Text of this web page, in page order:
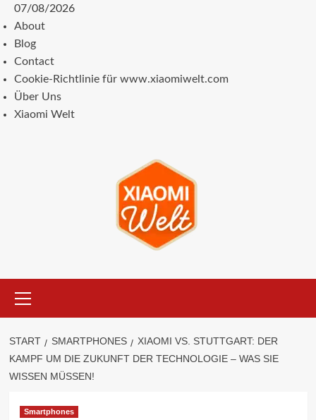
Zum
Inhalt
springen
07/08/2026
About
Blog
Contact
Cookie-Richtlinie für www.xiaomiwelt.com
Über Uns
Xiaomi Welt
Menü
START SMARTPHONES
XIAOMI VS. STUTTGART: DER
KAMPF UM DIE ZUKUNFT DER TECHNOLOGIE – WAS SIE
WISSEN MÜSSEN!
Smartphones